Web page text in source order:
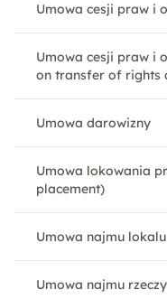
Umowa cesji praw i
Umowa cesji praw i
on transfer of rights
Umowa darowizny
Umowa lokowania
placement)
Umowa najmu
Umowa najmu